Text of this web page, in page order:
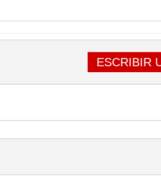
ESCRIBIR